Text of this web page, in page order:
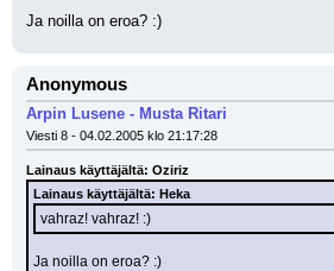
Ja noilla on eroa? :)
Anonymous
Arpin Lusene - Musta Ritari
Viesti 8 - 04.02.2005 klo 21:17:28
Lainaus käyttäjältä: Oziriz
Lainaus käyttäjältä: Heka
vahraz! vahraz! :)
Ja noilla on eroa? :)